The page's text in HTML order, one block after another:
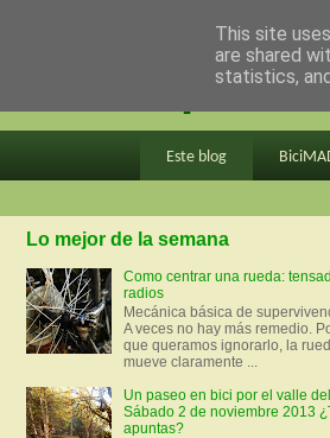
en bici por
Este blog
Lo mejor de la semana
Como centrar una rueda:
radios
Mecánica básica de
A veces no hay más remedio.
que queramos ignorarlo, la
mueve claramente ...
Un paseo en bici por el valle
Sábado 2 de noviembre 2013
apuntas?
This site
are shared
statistics,